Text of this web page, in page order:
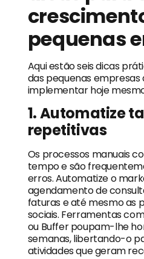
pequenas
Aqui estão seis dicas
das pequenas empresas
implementar hoje
1. Automatize
repetitivas
Os processos manuais
tempo e são
erros. Automatize o
agendamento de
faturas e até mesmo as
sociais. Ferramentas
ou Buffer poupam-lhe
semanas, libertando-o
atividades que geram